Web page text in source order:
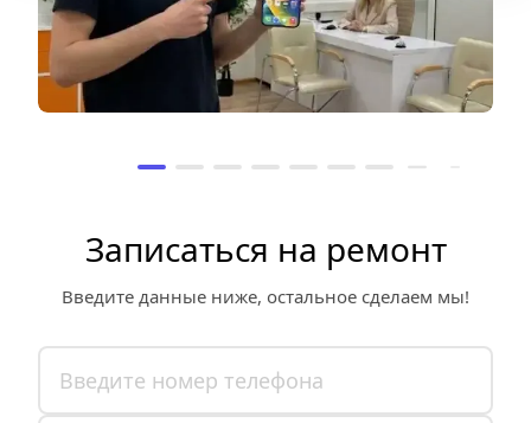
Записаться на ремонт
Введите данные ниже, остальное сделаем мы!